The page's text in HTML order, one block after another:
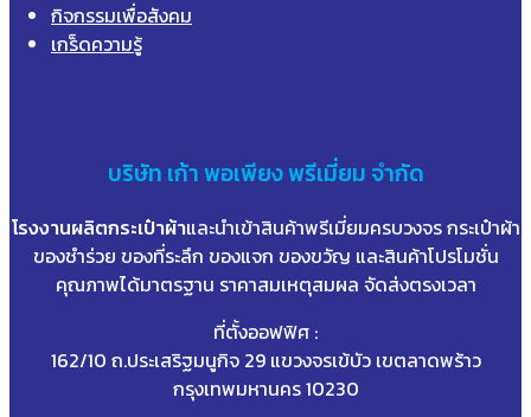
กิจกรรมเพื่อสังคม
เกร็ดความรู้
บริษัท เก้าพอเพียง พรีเมี่ยม จำกัด
โรงงานผลิตกระเป๋าผ้าและนำเข้าสินค้าพรีเมี่ยมครบวงจร กระเป๋าผ้า
ของชำร่วย ของที่ระลึก ของแจก ของขวัญ และสินค้าโปรโมชั่น
คุณภาพได้มาตรฐาน ราคาสมเหตุสมผล จัดส่งตรงเวลา
ที่ตั้งออฟฟิศ :
162/10 ถ.ประเสริฐมนูกิจ 29 แขวงจรเข้บัว เขตลาดพร้าว
กรุงเทพมหานคร 10230